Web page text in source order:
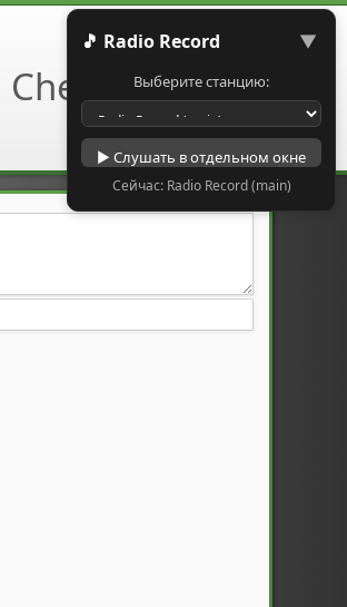
🎵 Radio Record ▼
Выберите станцию:
▶ Слушать в отдельном окне
Сейчас: Radio Record (main)